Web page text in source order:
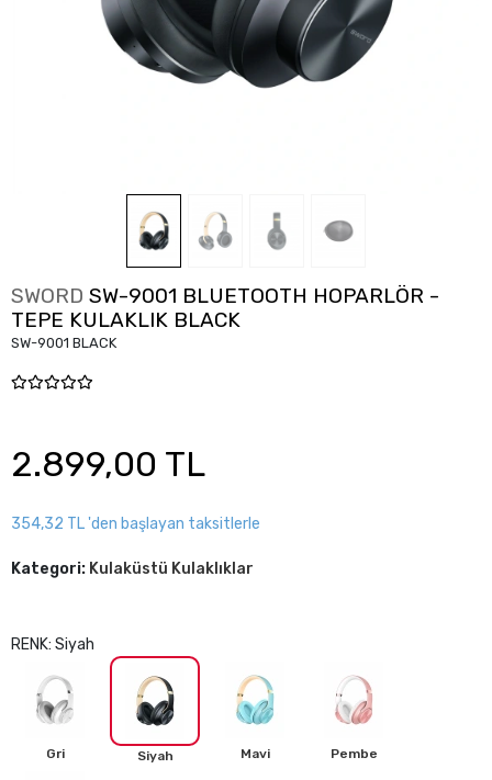
SWORD SW-9001 BLUETOOTH HOPARLÖR -
TEPE KULAKLIK BLACK
SW-9001 BLACK
2.899,00 TL
354,32 TL 'den başlayan taksitlerle
Kategori: Kulaküstü Kulaklıklar
RENK: Siyah
Gri Siyah Mavi Pembe